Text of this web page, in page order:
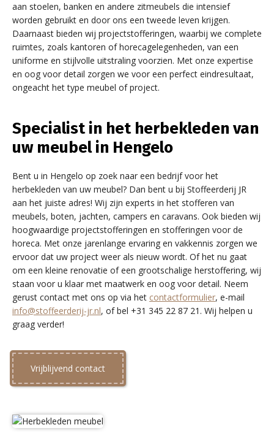
aan stoelen, banken en andere zitmeubels die intensief
worden gebruikt en door ons een tweede leven krijgen.
Daarnaast bieden wij projectstofferingen, waarbij we complete
ruimtes, zoals kantoren of horecagelegenheden, van een
uniforme en stijlvolle uitstraling voorzien. Met onze expertise
en oog voor detail zorgen we voor een perfect eindresultaat,
ongeacht het type meubel of project.
Specialist in het herbekleden van
uw meubel in Hengelo
Bent u in Hengelo op zoek naar een bedrijf voor het
herbekleden van uw meubel? Dan bent u bij Stoffeerderij JR
aan het juiste adres! Wij zijn experts in het stofferen van
meubels, boten, jachten, campers en caravans. Ook bieden wij
hoogwaardige projectstofferingen en stofferingen voor de
horeca. Met onze jarenlange ervaring en vakkennis zorgen we
ervoor dat uw project weer als nieuw wordt. Of het nu gaat
om een kleine renovatie of een grootschalige herstoffering, wij
staan voor u klaar met maatwerk en oog voor detail. Neem
gerust contact met ons op via het contactformulier, e-mail
info@stoffeerderij-jr.nl, of bel +31 345 22 87 21. Wij helpen u
graag verder!
Vrijblijvend contact